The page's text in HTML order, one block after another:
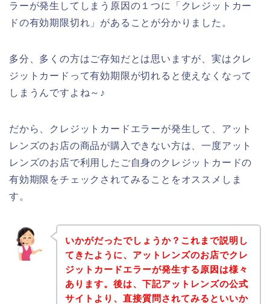
ラーが発生してしまう原因の１つに「クレジットカー
ドの有効期限切れ」があることが分かりました。
多分、多くの方はご存知だとは思いますが、実はクレ
ジットカードって有効期限が切れると使えなくなって
しまうんですよね～♪
だから、クレジットカードエラーが発生して、アット
レンズのお店の商品が購入できない方は、一度アット
レンズのお店で利用したご自身のクレジットカードの
有効期限をチェックされてみることをオススメしま
す。
いかがだったでしょうか？これまで説明し
てきたように、アットレンズのお店でクレ
ジットカードエラーが発生する原因は様々
あります。後は、下記アットレンズの公式
サイトより、直接質問されてみるといいか